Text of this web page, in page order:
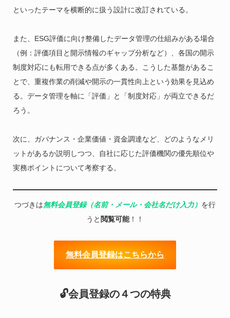
といったテーマを横断的に扱う設計に改訂されている。
また、ESG評価に向け整備したデータ管理の仕組みがある場合
（例：評価項目と開示情報のギャップ分析など）、各国の開示
制度対応にも転用できる点が多くある。こうした基盤があるこ
とで、重複作業の削減や開示の一貫性向上という効果を見込め
る。データ管理を軸に「評価」と「制度対応」が両立できるだ
ろう。
次に、ガバナンス・企業価値・資金調達など、どのようなメリ
ットがあるか説明しつつ、自社に応じた評価機関の優先順位や
実務ポイントについて考察する。
つづきは無料会員登録（名前・メール・会社名だけ入力） を行
うと 閲覧可能！！
無料会員登録はこちらから
🔓会員登録の４つの特典